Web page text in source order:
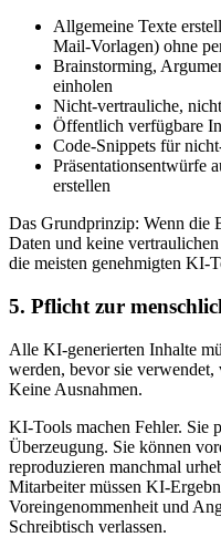
Allgemeine Texte
Mail-Vorlagen) ohne
Brainstorming,
einholen
Nicht-vertrauliche,
Öffentlich verfügbare
Code-Snippets für
Präsentationsentwürfe
erstellen
Das Grundprinzip: Wenn die
Daten und keine
die meisten genehmigten KI-
5. Pflicht zur
Alle KI-generierten Inhalte
werden, bevor sie
Keine Ausnahmen.
KI-Tools machen Fehler. Sie
Überzeugung. Sie können
reproduzieren manchmal
Mitarbeiter müssen KI-
Voreingenommenheit und
Schreibtisch verlassen.